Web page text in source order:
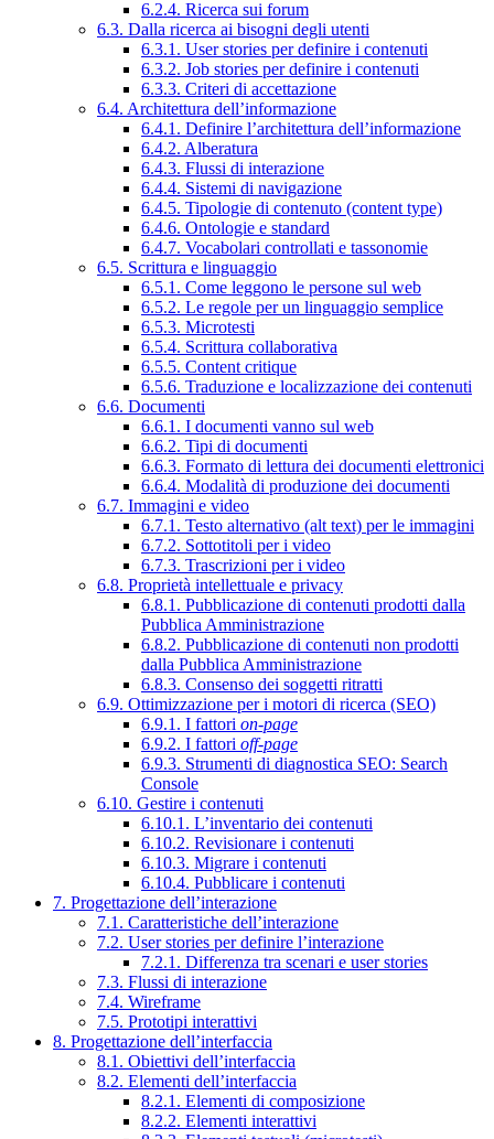
6.2.4. Ricerca sui forum
6.3. Dalla ricerca ai bisogni degli utenti
6.3.1. User stories per definire i contenuti
6.3.2. Job stories per definire i contenuti
6.3.3. Criteri di accettazione
6.4. Architettura dell’informazione
6.4.1. Definire l’architettura dell’informazione
6.4.2. Alberatura
6.4.3. Flussi di interazione
6.4.4. Sistemi di navigazione
6.4.5. Tipologie di contenuto (content type)
6.4.6. Ontologie e standard
6.4.7. Vocabolari controllati e tassonomie
6.5. Scrittura e linguaggio
6.5.1. Come leggono le persone sul web
6.5.2. Le regole per un linguaggio semplice
6.5.3. Microtesti
6.5.4. Scrittura collaborativa
6.5.5. Content critique
6.5.6. Traduzione e localizzazione dei contenuti
6.6. Documenti
6.6.1. I documenti vanno sul web
6.6.2. Tipi di documenti
6.6.3. Formato di lettura dei documenti elettronici
6.6.4. Modalità di produzione dei documenti
6.7. Immagini e video
6.7.1. Testo alternativo (alt text) per le immagini
6.7.2. Sottotitoli per i video
6.7.3. Trascrizioni per i video
6.8. Proprietà intellettuale e privacy
6.8.1. Pubblicazione di contenuti prodotti dalla
Pubblica Amministrazione
6.8.2. Pubblicazione di contenuti non prodotti
dalla Pubblica Amministrazione
6.8.3. Consenso dei soggetti ritratti
6.9. Ottimizzazione per i motori di ricerca (SEO)
6.9.1. I fattori on-page
6.9.2. I fattori off-page
6.9.3. Strumenti di diagnostica SEO: Search
Console
6.10. Gestire i contenuti
6.10.1. L’inventario dei contenuti
6.10.2. Revisionare i contenuti
6.10.3. Migrare i contenuti
6.10.4. Pubblicare i contenuti
7. Progettazione dell’interazione
7.1. Caratteristiche dell’interazione
7.2. User stories per definire l’interazione
7.2.1. Differenza tra scenari e user stories
7.3. Flussi di interazione
7.4. Wireframe
7.5. Prototipi interattivi
8. Progettazione dell’interfaccia
8.1. Obiettivi dell’interfaccia
8.2. Elementi dell’interfaccia
8.2.1. Elementi di composizione
8.2.2. Elementi interattivi